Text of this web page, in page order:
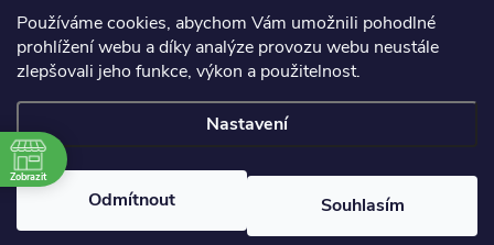
Používáme cookies, abychom Vám umožnili pohodlné
prohlížení webu a díky analýze provozu webu neustále
zlepšovali jeho funkce, výkon a použitelnost.
Nastavení
Odmítnout Souhlasím
Jaký styl vapování vám vyhovuje ?
Copyright 2026
Upravit nastavení cookies
Zobrazit